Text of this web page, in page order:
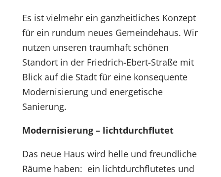
Es ist vielmehr ein ganzheitliches Konzept
für ein rundum neues Gemeindehaus. Wir
nutzen unseren traumhaft schönen
Standort in der Friedrich-Ebert-Straße mit
Blick auf die Stadt für eine konsequente
Modernisierung und energetische
Sanierung.
Modernisierung – lichtdurchflutet
Das neue Haus wird helle und freundliche
Räume haben: ein lichtdurchflutetes und